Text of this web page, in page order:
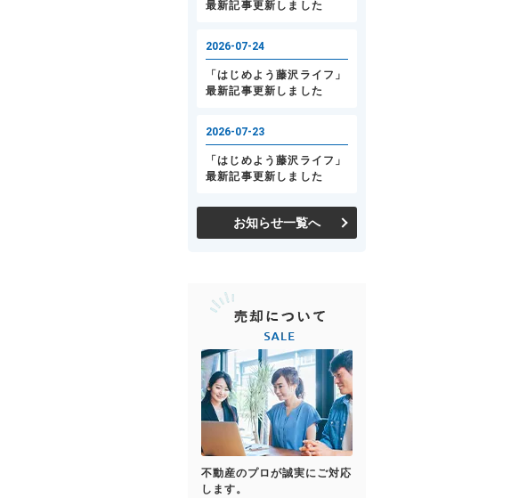
お知らせ一覧へ
不動産のプロが誠実にご対応
します。